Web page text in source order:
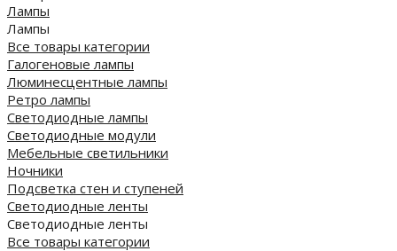
Лампы
Лампы
Все товары категории
Галогеновые лампы
Люминесцентные лампы
Ретро лампы
Светодиодные лампы
Светодиодные модули
Мебельные светильники
Ночники
Подсветка стен и ступеней
Светодиодные ленты
Светодиодные ленты
Все товары категории